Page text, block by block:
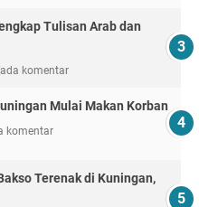
Tulisan Arab dan
komentar
Mulai Makan Korban
komentar
Terenak di Kuningan,